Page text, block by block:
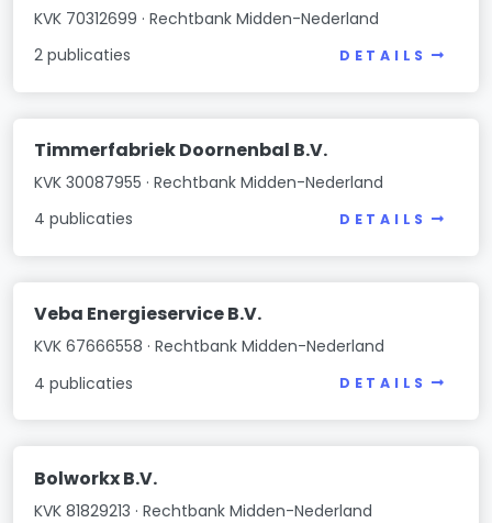
KVK 70312699 · Rechtbank Midden-Nederland
2 publicaties
DETAILS
Timmerfabriek Doornenbal B.V.
KVK 30087955 · Rechtbank Midden-Nederland
4 publicaties
DETAILS
Veba Energieservice B.V.
KVK 67666558 · Rechtbank Midden-Nederland
4 publicaties
DETAILS
Bolworkx B.V.
KVK 81829213 · Rechtbank Midden-Nederland